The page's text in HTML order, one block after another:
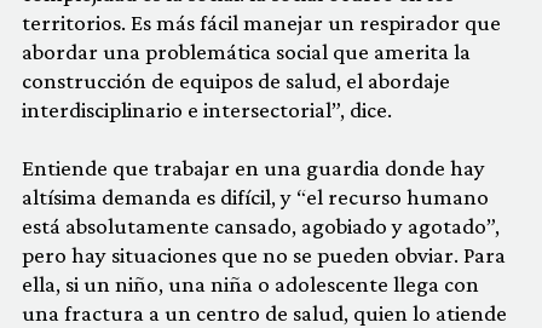
territorios. Es más fácil manejar un respirador que
abordar una problemática social que amerita la
construcción de equipos de salud, el abordaje
interdisciplinario e intersectorial”, dice.
Entiende que trabajar en una guardia donde hay
altísima demanda es difícil, y “el recurso humano
está absolutamente cansado, agobiado y agotado”,
pero hay situaciones que no se pueden obviar. Para
ella, si un niño, una niña o adolescente llega con
una fractura a un centro de salud, quien lo atiende